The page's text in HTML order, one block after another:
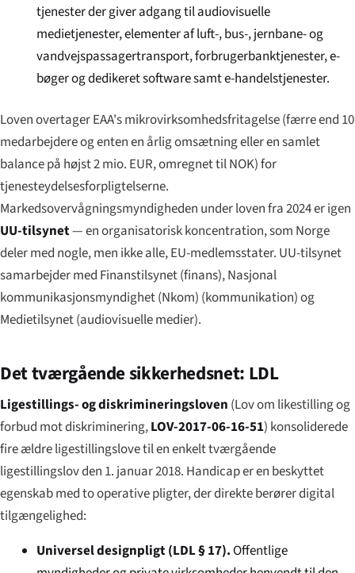
tjenester der giver adgang til audiovisuelle
medietjenester, elementer af luft-, bus-, jernbane- og
vandvejspassagertransport, forbrugerbanktjenester, e-
bøger og dedikeret software samt e-handelstjenester.
Loven overtager EAA's mikrovirksomhedsfritagelse (færre end 10
medarbejdere og enten en årlig omsætning eller en samlet
balance på højst 2 mio. EUR, omregnet til NOK) for
tjenesteydelsesforpligtelserne.
Markedsovervågningsmyndigheden under loven fra 2024 er igen
UU-tilsynet— en organisatorisk koncentration, som Norge
deler med nogle, men ikke alle, EU-medlemsstater. UU-tilsynet
samarbejder med Finanstilsynet (finans), Nasjonal
kommunikasjonsmyndighet (Nkom) (kommunikation) og
Medietilsynet (audiovisuelle medier).
Det tværgående sikkerhedsnet: LDL
Ligestillings- og diskrimineringsloven (Lov om likestilling og
forbud mot diskriminering,LOV-2017-06-16-51) konsoliderede
fire ældre ligestillingslove til en enkelt tværgående
ligestillingslov den 1. januar 2018. Handicap er en beskyttet
egenskab med to operative pligter, der direkte berører digital
tilgængelighed:
Universel designpligt (LDL § 17).Offentlige